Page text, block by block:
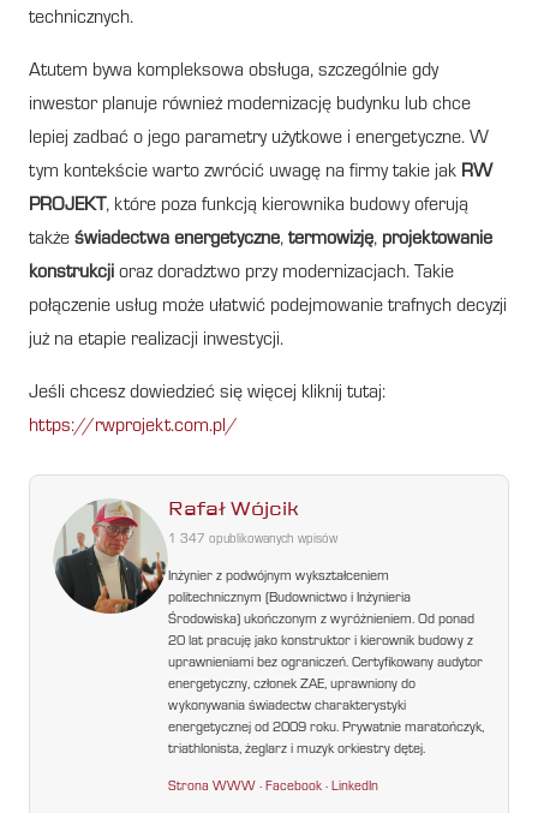
technicznych.
Atutem bywa kompleksowa obsługa, szczególnie gdy
inwestor planuje również modernizację budynku lub chce
lepiej zadbać o jego parametry użytkowe i energetyczne. W
tym kontekście warto zwrócić uwagę na firmy takie jak RW
PROJEKT, które poza funkcją kierownika budowy oferują
także świadectwa energetyczne, termowizję, projektowanie
konstrukcji oraz doradztwo przy modernizacjach. Takie
połączenie usług może ułatwić podejmowanie trafnych decyzji
już na etapie realizacji inwestycji.
Jeśli chcesz dowiedzieć się więcej kliknij tutaj:
https://rwprojekt.com.pl/
Rafał Wójcik
1 347 opublikowanych wpisów
Inżynier z podwójnym wykształceniem
politechnicznym (Budownictwo i Inżynieria
Środowiska) ukończonym z wyróżnieniem. Od ponad
20 lat pracuję jako konstruktor i kierownik budowy z
uprawnieniami bez ograniczeń. Certyfikowany audytor
energetyczny, członek ZAE, uprawniony do
wykonywania świadectw charakterystyki
energetycznej od 2009 roku. Prywatnie maratończyk,
triathlonista, żeglarz i muzyk orkiestry dętej.
Strona WWW ·Facebook ·LinkedIn